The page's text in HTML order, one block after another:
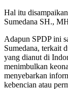
Hal itu
Sumedana SH.,
Adapun SPDP ini
Sumedana, terkait
yang dianut di
menimbulkan
menyebarkan
kebencian atau